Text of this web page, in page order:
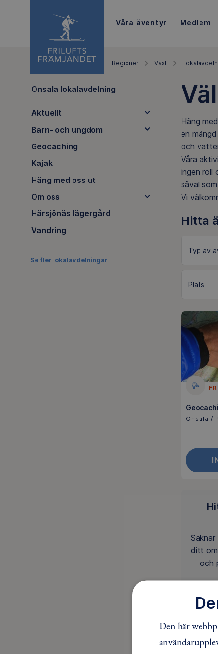
Våra äventyr Medlem
Regioner Väst
Onsala lokalavdelning
Aktuellt
Barn- och ungdom
Geocaching
Kajak
Häng med oss ut
Om oss
Härsjönäs lägergård
Vandring
Se fler lokalavdelningar
Häng
en
och
Våra
ingen roll
såväl
Vi
Hitta
Onsala /
ditt
och
Den här